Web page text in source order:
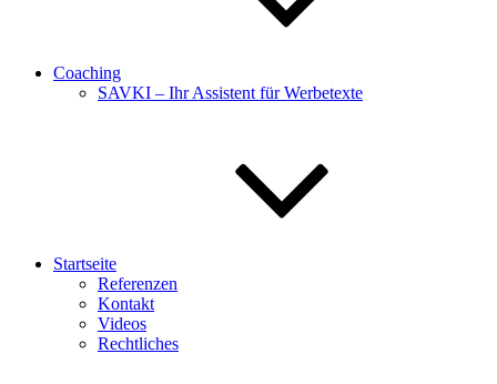
Coaching
SAVKI – Ihr Assistent für Werbetexte
Startseite
Referenzen
Kontakt
Videos
Rechtliches